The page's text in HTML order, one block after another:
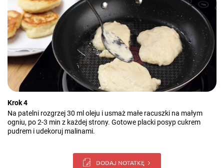
Krok 4
Na patelni rozgrzej 30 ml oleju i usmaż małe racuszki na małym
ogniu, po 2-3 min z każdej strony. Gotowe placki posyp cukrem
pudrem i udekoruj malinami.
DODAJ NOTATKĘ